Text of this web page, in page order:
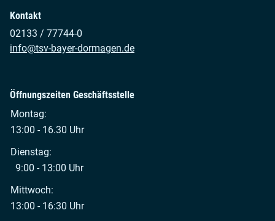
Kontakt
02133 / 77744-0
info@tsv-bayer-dormagen.de
Öffnungszeiten Geschäftsstelle
Montag:
13:00 - 16.30 Uhr
Dienstag:
9:00 - 13:00 Uhr
Mittwoch:
13:00 - 16:30 Uhr